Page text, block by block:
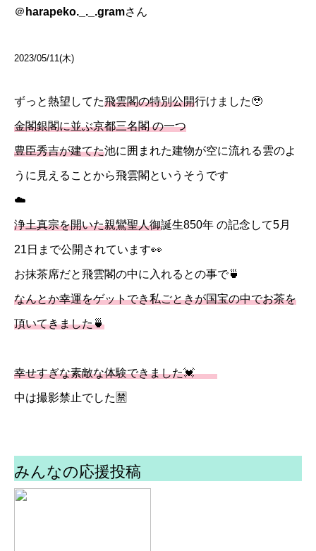
＠ harapeko._._.gramさん
2023/05/11(木)
ずっと熱望してた飛雲閣の特別公開行けました🥹
金閣銀閣に並ぶ京都三名閣 の一つ
豊臣秀吉が建てた池に囲まれた建物が空に流れる雲のよ
うに見えることから飛雲閣というそうです
☁️
浄土真宗を開いた親鸞聖人御誕生850年 の記念して5月
21日まで公開されています👀
お抹茶席だと飛雲閣の中に入れるとの事で🍵
なんとか幸運をゲットでき私ごときが国宝の中でお茶を
頂いてきました🍵
幸せすぎな素敵な体験できました💓
中は撮影禁止でした🈲
みんなの応援投稿